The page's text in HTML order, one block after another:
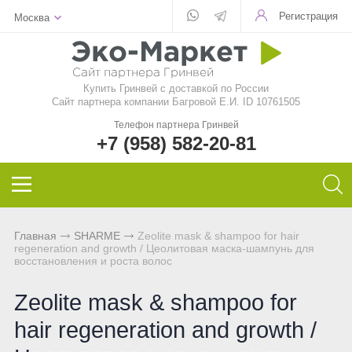
Для стекла
Для посуды
Инволвер
Для чистки зубов
Для очков
Для детей
Для стирки
Чистящие средства
Текстиль
Кондиционер для волос
Натуральное мыло
Минеральная косметика
Декоративная косметика
Маски и бустер
Эфирные масла
Кондиционер для волос
Натуральное мыло
Зубная паста и порошок
Спонжи для зубов
Средства женской гигиены
Природный сорбент
Восстанавливающий гель
Фульвовые кислоты
Функциональные напитки
Функциональное питание
Функциональные леденцы
Функциональные чаи
Ежедневные чаи
Функциональные напитки
Чай дыхательный
Женский чай
Мужской чай
Чай для похудения
Aquamagic
Aquamatic
Sharme
Welllab
Hemp
Foet
Москва Регистрация
Купить Гринвей c доставкой по России
Сайт партнера компании Багровой Е.И. ID 10761505
Телефон партнера Гринвей
+7 (958) 582-20-81
Главная SHARME
Zeolitе mask & shampoo for hair
regeneration and growth / Цеолитовая маска-шампунь для
восстановления и роста волос
Zeolitе mask & shampoo for
hair regeneration and growth /